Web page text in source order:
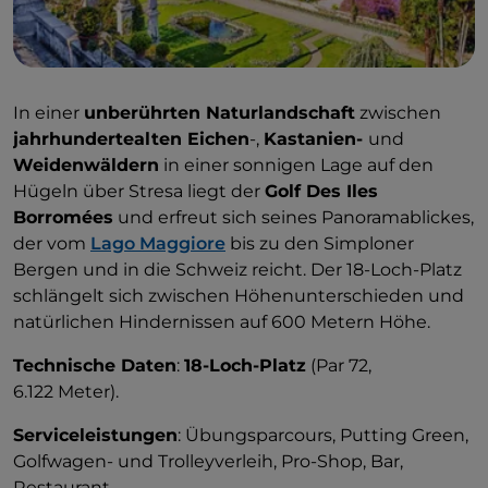
In einer unberührten Naturlandschaft zwischen
jahrhundertealten Eichen-, Kastanien- und
Weidenwäldern in einer sonnigen Lage auf den
Hügeln über Stresa liegt der Golf Des Iles
Borromées und erfreut sich seines Panoramablickes,
der vom Lago Maggiore bis zu den Simploner
Bergen und in die Schweiz reicht. Der 18-Loch-Platz
schlängelt sich zwischen Höhenunterschieden und
natürlichen Hindernissen auf 600 Metern Höhe.
Technische Daten: 18-Loch-Platz (Par 72,
6.122 Meter).
Serviceleistungen: Übungsparcours, Putting Green,
Golfwagen- und Trolleyverleih, Pro-Shop, Bar,